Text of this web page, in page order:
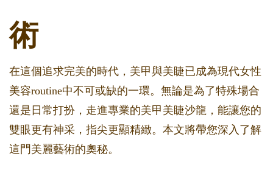
術
在這個追求完美的時代，美甲與美睫已成為現代女性
美容routine中不可或缺的一環。無論是為了特殊場合
還是日常打扮，走進專業的美甲美睫沙龍，能讓您的
雙眼更有神采，指尖更顯精緻。本文將帶您深入了解
這門美麗藝術的奧秘。